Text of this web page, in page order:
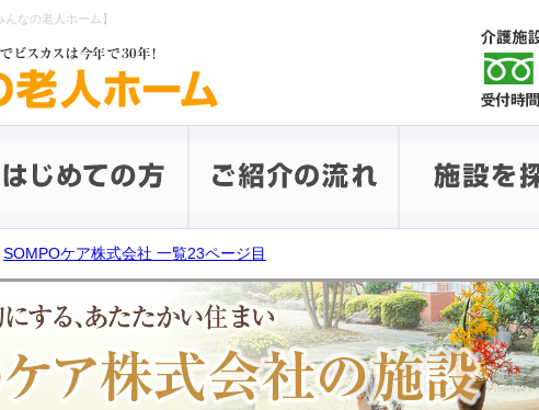
なの老人ホーム】
SOMPOケア株式会社 一覧23ページ目